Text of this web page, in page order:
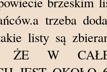
trzeba
listy są
ŻE W